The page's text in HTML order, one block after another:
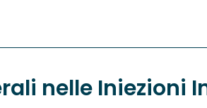
nelle Iniezioni